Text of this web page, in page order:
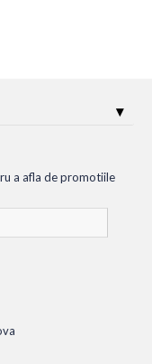
a afla de promotiile